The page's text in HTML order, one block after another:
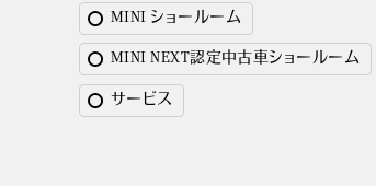
MINI ショールーム
MINI NEXT認定中古車ショールーム
サービス